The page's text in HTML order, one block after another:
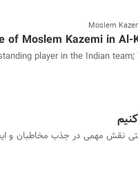
Moslem
of Moslem Kazemi in
player in the Indian
نقش مهمی در جذب مخاطبان و